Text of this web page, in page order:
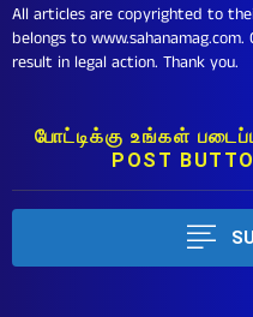
All articles are copyrighted to
belongs to
result in legal action. Thank you.
போட்டிக்கு உங்கள்
POST